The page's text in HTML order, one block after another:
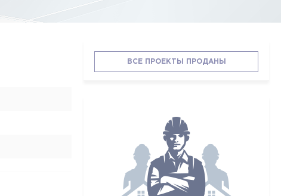
ВСЕ ПРОЕКТЫ ПРОДАНЫ